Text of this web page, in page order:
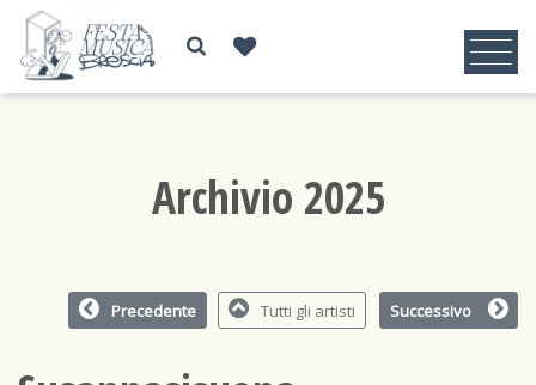
Archivio 2025
Precedente Tutti gli artisti Successivo